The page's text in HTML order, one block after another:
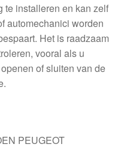
te installeren en kan zelf
automechanici worden
Het is raadzaam
vooral als u
of sluiten van de
PEUGEOT